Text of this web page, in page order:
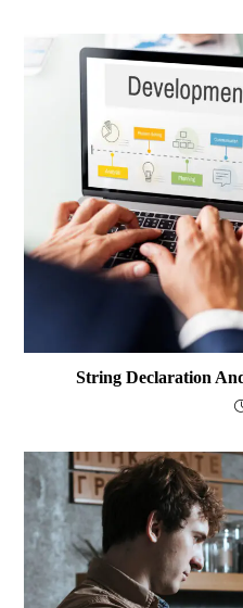
String Declaration